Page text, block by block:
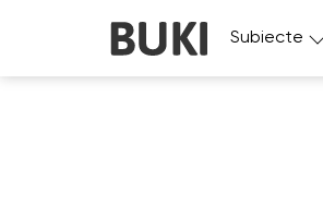
Subiecte